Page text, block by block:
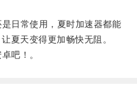
日常使用，夏时加速器都能
夏天变得更加畅快无阻。
吧！。